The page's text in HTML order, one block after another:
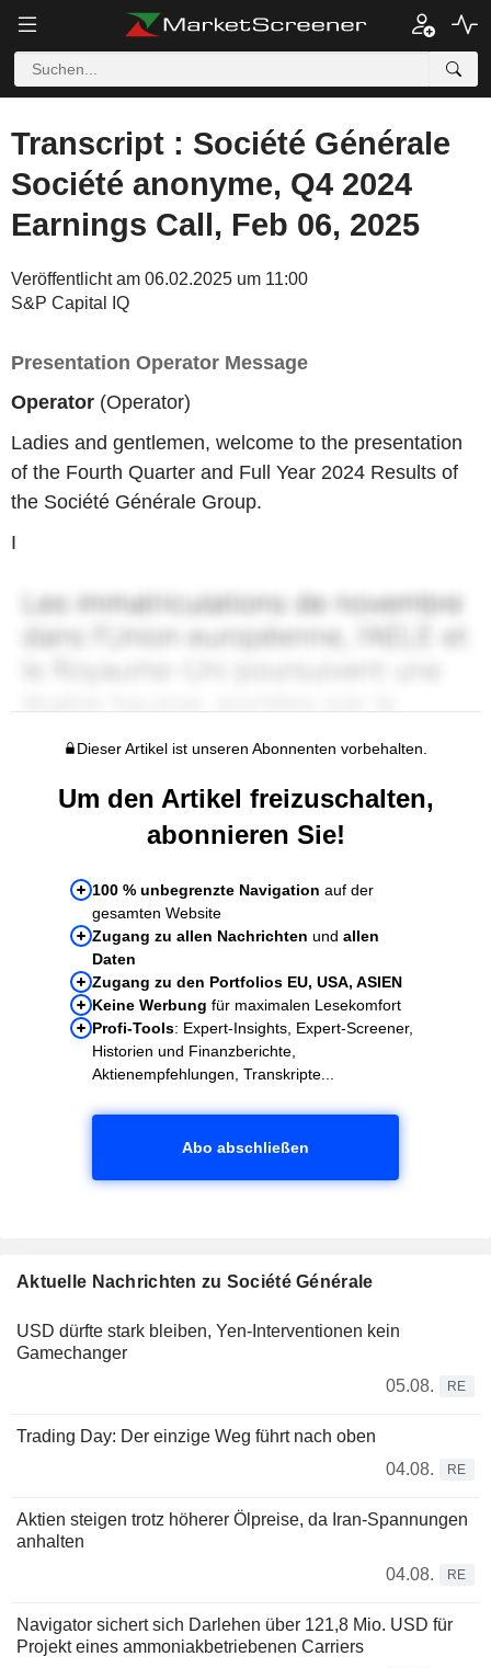
Transcript : Société Générale
Société anonyme, Q4 2024
Earnings Call, Feb 06, 2025
Veröffentlicht am 06.02.2025 um 11:00
S&P Capital IQ
Presentation Operator Message
Operator (Operator)
Ladies and gentlemen, welcome to the presentation
of the Fourth Quarter and Full Year 2024 Results of
the Société Générale Group.
I
Dieser Artikel ist unseren Abonnenten vorbehalten.
Um den Artikel freizuschalten,
abonnieren Sie!
100 % unbegrenzte Navigation auf der
gesamten Website
Zugang zu allen Nachrichten und allen
Daten
Zugang zu den Portfolios EU, USA, ASIEN
Keine Werbung für maximalen Lesekomfort
Profi-Tools: Expert-Insights, Expert-Screener,
Historien und Finanzberichte,
Aktienempfehlungen, Transkripte...
Abo abschließen
Aktuelle Nachrichten zu Société Générale
USD dürfte stark bleiben, Yen-Interventionen kein
Gamechanger
05.08.
RE
Trading Day: Der einzige Weg führt nach oben
04.08.
RE
Aktien steigen trotz höherer Ölpreise, da Iran-Spannungen
anhalten
04.08.
RE
Navigator sichert sich Darlehen über 121,8 Mio. USD für
Projekt eines ammoniakbetriebenen Carriers